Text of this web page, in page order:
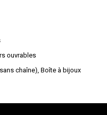
ouvrables
chaîne), Boîte à bijoux